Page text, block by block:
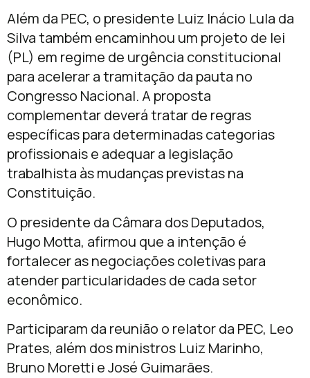
Além da PEC, o presidente Luiz Inácio Lula da
Silva também encaminhou um projeto de lei
(PL) em regime de urgência constitucional
para acelerar a tramitação da pauta no
Congresso Nacional. A proposta
complementar deverá tratar de regras
específicas para determinadas categorias
profissionais e adequar a legislação
trabalhista às mudanças previstas na
Constituição.
O presidente da Câmara dos Deputados,
Hugo Motta, afirmou que a intenção é
fortalecer as negociações coletivas para
atender particularidades de cada setor
econômico.
Participaram da reunião o relator da PEC, Leo
Prates, além dos ministros Luiz Marinho,
Bruno Moretti eJosé Guimarães.